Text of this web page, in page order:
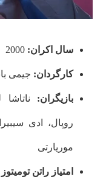
سال اکران: 2000
کارگردان: جیمی
بازیگران: ناتاشا
روپال، ادی
موریارتی
امتیاز راتن